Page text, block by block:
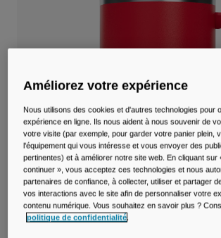
Sacoches Vélo
Réservoirs
Accessoires
Tout Voir
Tasse isotherme Thrive™ Mug
Améliorez votre expérience
Nous utilisons des cookies et d'autres technologies pour
expérience en ligne. Ils nous aident à nous souvenir de
votre visite (par exemple, pour garder votre panier plein,
l'équipement qui vous intéresse et vous envoyer des
pertinentes) et à améliorer notre site web. En cliquant sur
continuer », vous acceptez ces technologies et nous
partenaires de confiance, à collecter, utiliser et partager
vos interactions avec le site afin de personnaliser votre
contenu numérique. Vous souhaitez en savoir plus ?
politique de confidentialité.